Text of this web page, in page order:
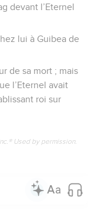
devant l’Eternel
lui à Guibea de
de sa mort ; mais
l’Eternel avait
roi sur
Used by permission.